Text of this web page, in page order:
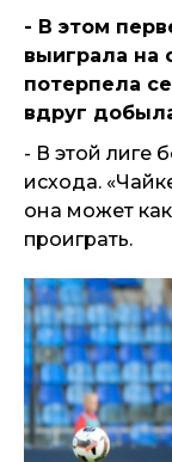
- В этом
выиграла на
потерпела
вдруг
- В этой лиге
исхода.
она может как
проиграть.